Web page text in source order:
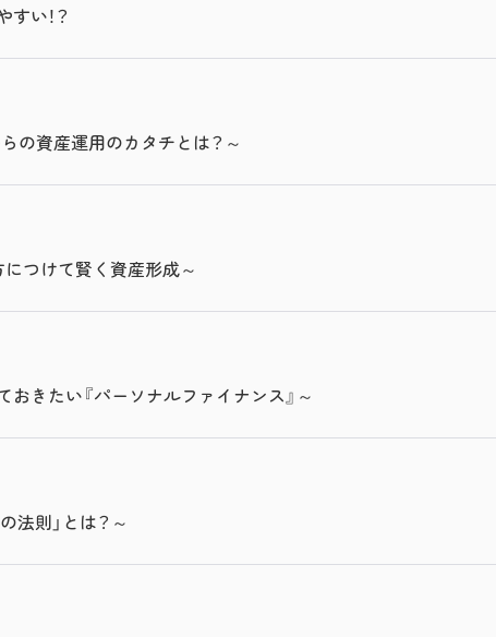
い！？
の資産運用のカタチとは？～
につけて賢く資産形成～
きたい『パーソナルファイナンス』～
法則」とは？～